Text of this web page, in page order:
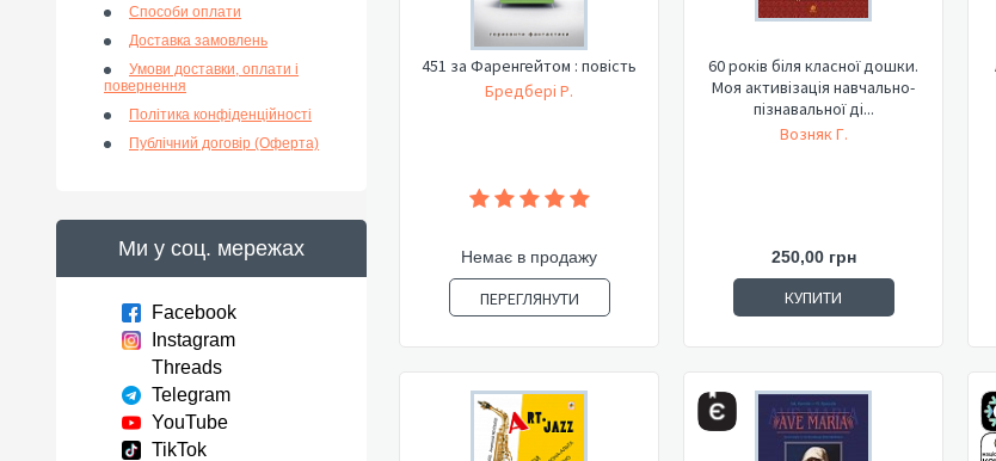
Способи оплати
Доставка замовлень
Умови доставки, оплати і
повернення
Політика конфіденційності
Публічний договір (Оферта)
Ми у соц. мережах
Facebook
Instagram
Threads
Telegram
YouTube
TikTok
451 за Фаренгейтом : повість
Бредбері Р.
Немає в продажу
ПЕРЕГЛЯНУТИ
60 років біля класної дошки.
Моя активізація навчально-
пізнавальної ді...
Возняк Г.
250,00 грн
КУПИТИ